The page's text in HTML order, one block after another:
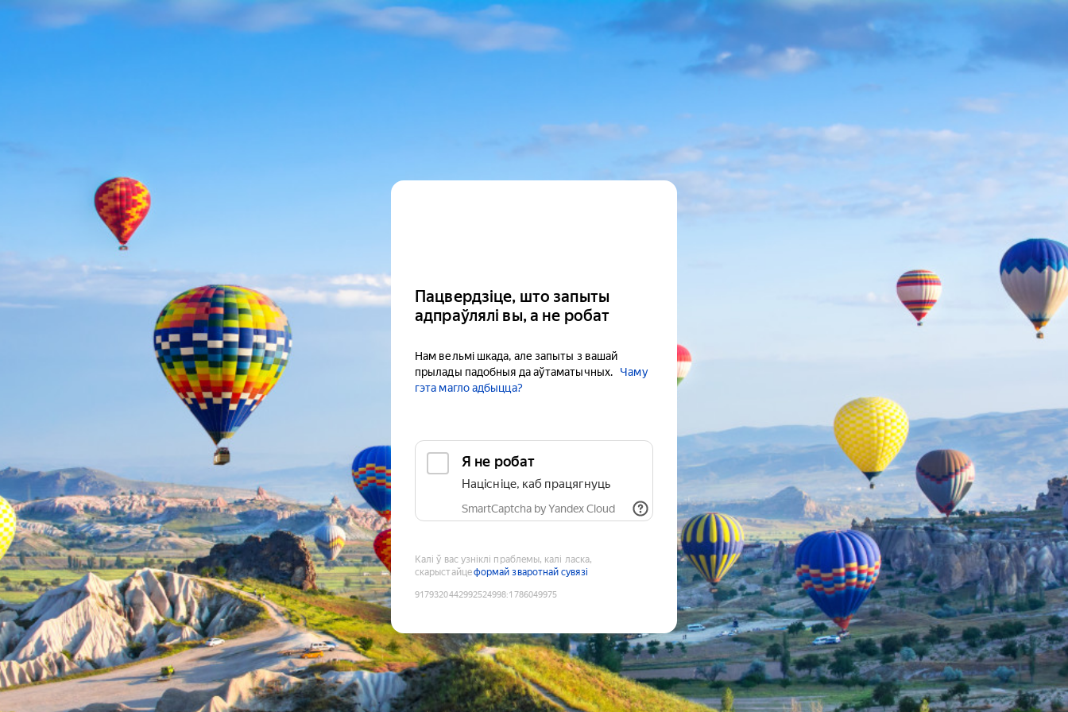
Пацвердзіце, што запыты
адпраўлялі вы, а не робат
Нам вельмі шкада, але запыты з вашай
прылады падобныя да аўтаматычных.
Чаму
гэта магло адбыцца?
Я не робат
Націсніце, каб працягнуць
SmartCaptcha by Yandex Cloud
Калі ў вас узніклі праблемы, калі ласка,
скарыстайцеформай зваротнай сувязі
9179320442992524998:1786049975